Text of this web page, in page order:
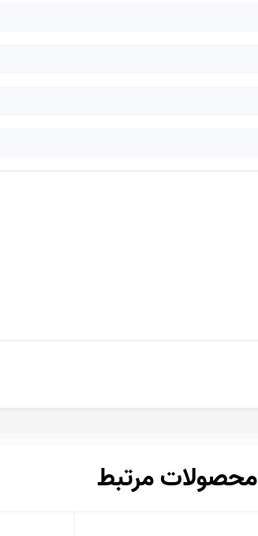
محصولات مرتبط